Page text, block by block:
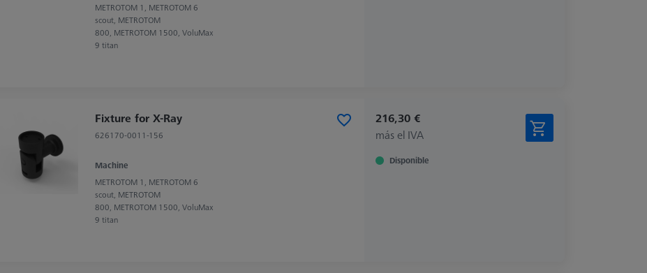
METROTOM 1, METROTOM 6
scout, METROTOM
800, METROTOM 1500, VoluMax
9 titan
Fixture for X-Ray
626170-0011-156
Machine
METROTOM 1, METROTOM 6
scout, METROTOM
800, METROTOM 1500, VoluMax
9 titan
216,30 €
más el IVA
Disponible